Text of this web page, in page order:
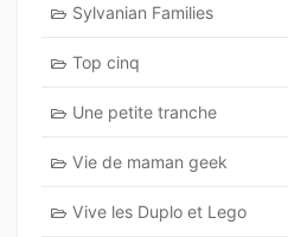
Sylvanian Families
Top cinq
Une petite tranche
Vie de maman geek
Vive les Duplo et Lego